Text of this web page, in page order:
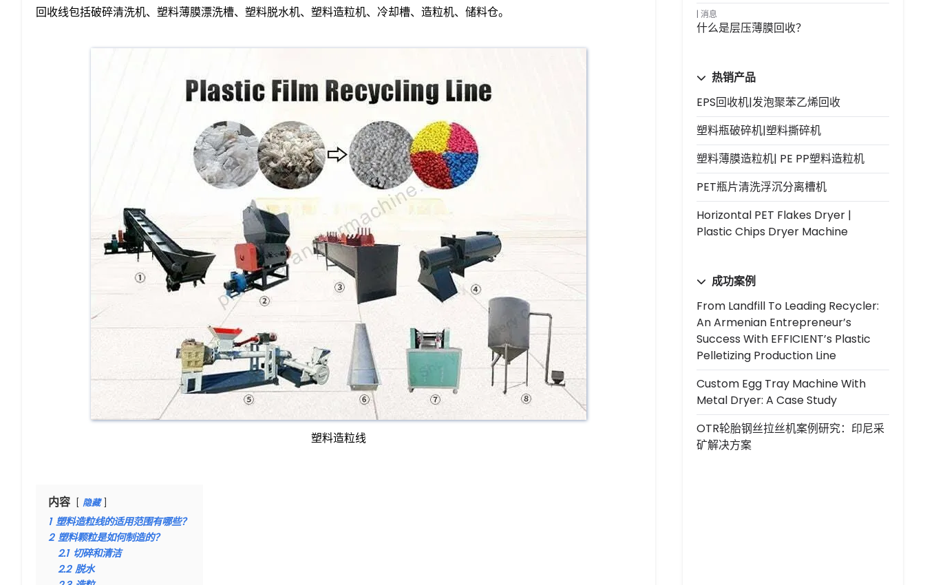
回收线包括破碎清洗机、塑料薄膜漂洗槽、塑料脱水机、塑料造粒机、冷却槽、造粒机、储料仓。
塑料造粒线
内容 隐藏
1 塑料造粒线的适用范围有哪些？
2 塑料颗粒是如何制造的？
2.1 切碎和清洁
2.2 脱水
消息
什么是层压薄膜回收？
热销产品
EPS回收机|发泡聚苯乙烯回收
塑料瓶破碎机|塑料撕碎机
塑料薄膜造粒机| PE PP塑料造粒机
PET瓶片清洗浮沉分离槽机
Horizontal PET Flakes Dryer |
Plastic Chips Dryer Machine
成功案例
From Landfill To Leading Recycler:
An Armenian Entrepreneur’s
Success With EFFICIENT’s Plastic
Pelletizing Production Line
Custom Egg Tray Machine With
Metal Dryer: A Case Study
OTR轮胎钢丝拉丝机案例研究：印尼采
矿解决方案